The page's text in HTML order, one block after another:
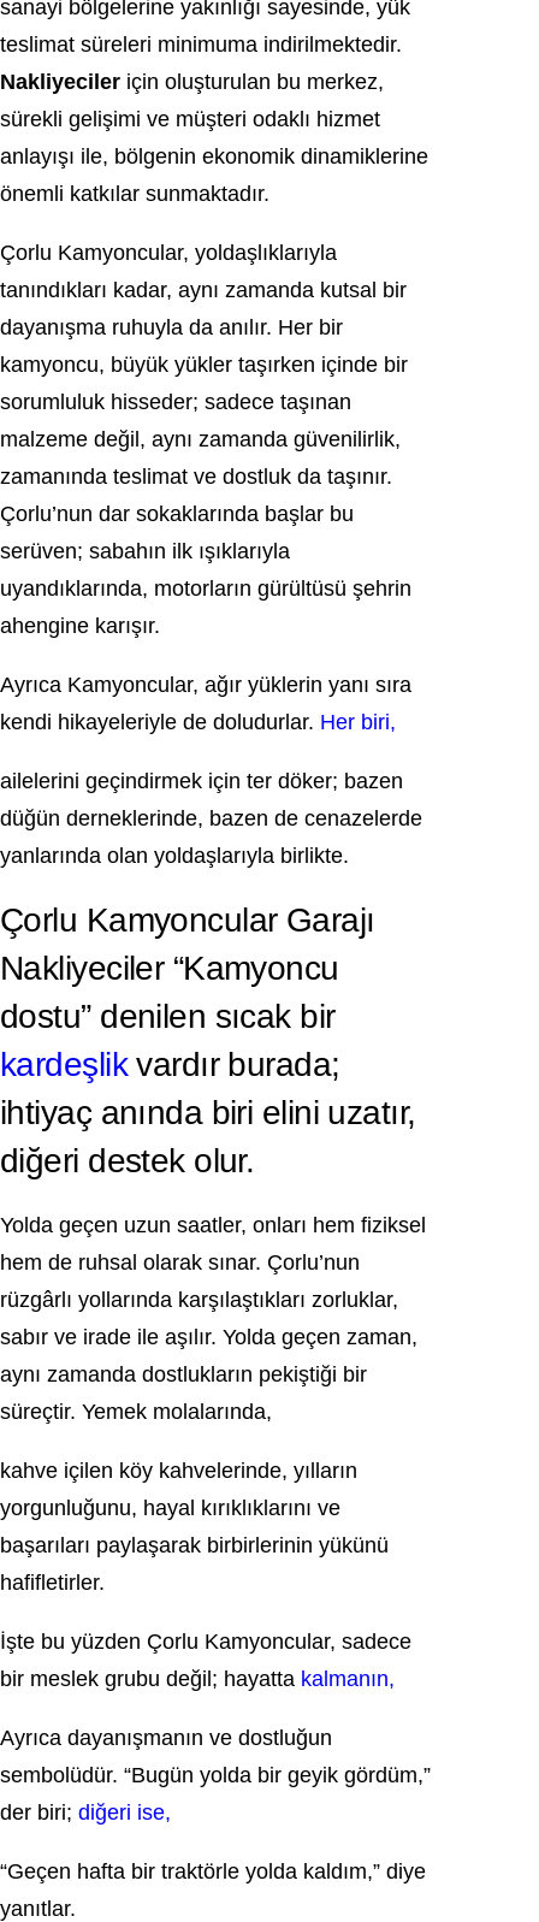
sanayi bölgelerine yakınlığı sayesinde, yük
teslimat süreleri minimuma indirilmektedir.
Nakliyeciler için oluşturulan bu merkez,
sürekli gelişimi ve müşteri odaklı hizmet
anlayışı ile, bölgenin ekonomik dinamiklerine
önemli katkılar sunmaktadır.
Çorlu Kamyoncular, yoldaşlıklarıyla
tanındıkları kadar, aynı zamanda kutsal bir
dayanışma ruhuyla da anılır. Her bir
kamyoncu, büyük yükler taşırken içinde bir
sorumluluk hisseder; sadece taşınan
malzeme değil, aynı zamanda güvenilirlik,
zamanında teslimat ve dostluk da taşınır.
Çorlu’nun dar sokaklarında başlar bu
serüven; sabahın ilk ışıklarıyla
uyandıklarında, motorların gürültüsü şehrin
ahengine karışır.
Ayrıca Kamyoncular, ağır yüklerin yanı sıra
kendi hikayeleriyle de doludurlar. Her biri,
ailelerini geçindirmek için ter döker; bazen
düğün derneklerinde, bazen de cenazelerde
yanlarında olan yoldaşlarıyla birlikte.
Çorlu Kamyoncular Garajı
Nakliyeciler “Kamyoncu
dostu” denilen sıcak bir
kardeşlikvardır burada;
ihtiyaç anında biri elini uzatır,
diğeri destek olur.
Yolda geçen uzun saatler, onları hem fiziksel
hem de ruhsal olarak sınar. Çorlu’nun
rüzgârlı yollarında karşılaştıkları zorluklar,
sabır ve irade ile aşılır. Yolda geçen zaman,
aynı zamanda dostlukların pekiştiği bir
süreçtir. Yemek molalarında,
kahve içilen köy kahvelerinde, yılların
yorgunluğunu, hayal kırıklıklarını ve
başarıları paylaşarak birbirlerinin yükünü
hafifletirler.
İşte bu yüzden Çorlu Kamyoncular, sadece
bir meslek grubu değil; hayatta kalmanın,
Ayrıca dayanışmanın ve dostluğun
sembolüdür. “Bugün yolda bir geyik gördüm,”
der biri; diğeri ise,
“Geçen hafta bir traktörle yolda kaldım,” diye
yanıtlar.